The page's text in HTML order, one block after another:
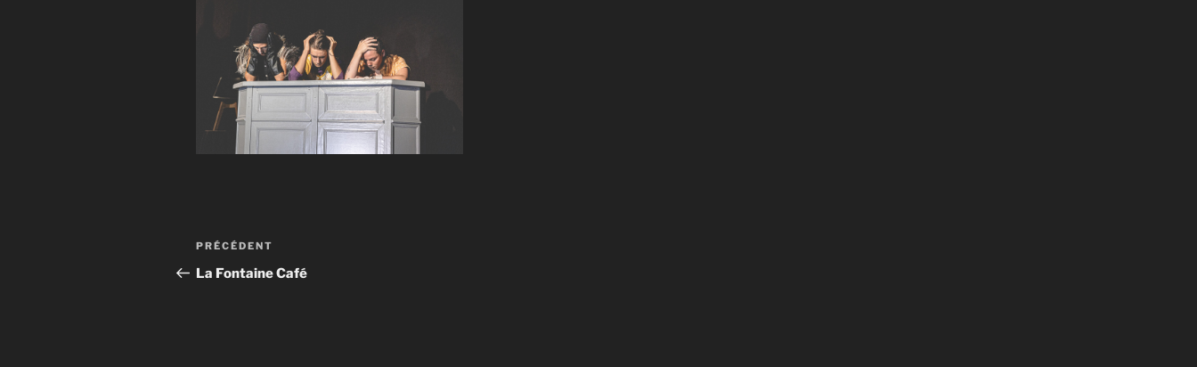
Navigation
de
Article
précédent
PRÉCÉDENT
La Fontaine Café